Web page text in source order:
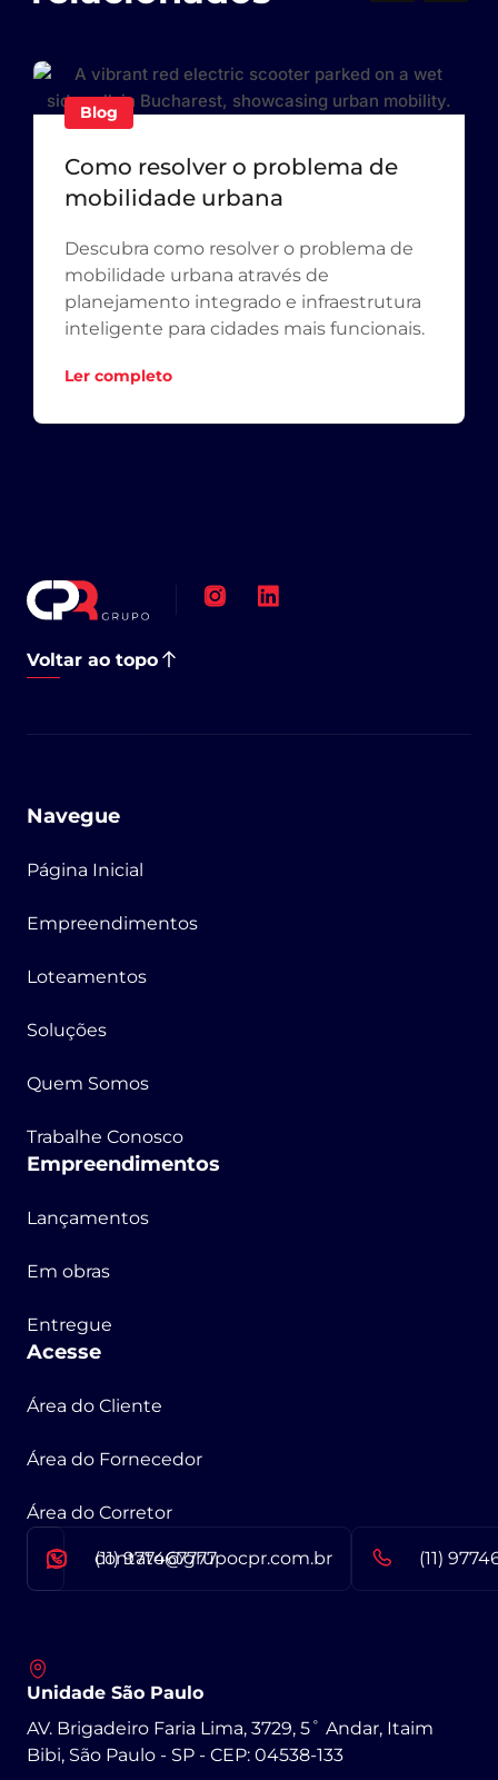
Blog
Como resolver o problema de
mobilidade urbana
Descubra como resolver o problema de
mobilidade urbana através de
planejamento integrado e infraestrutura
inteligente para cidades mais funcionais.
Ler completo
Voltar ao topo
contato@grupocpr.com.br
(11) 977467777 (11)
Navegue
Página Inicial
Empreendimentos
Loteamentos
Soluções
Quem Somos
Trabalhe Conosco
Empreendimentos
Lançamentos
Em obras
Entregue
Acesse
Área do Cliente
Área do Fornecedor
Área do Corretor
Unidade São Paulo
AV. Brigadeiro Faria Lima, 3729, 5˚ Andar, Itaim
Bibi, São Paulo - SP - CEP: 04538-133